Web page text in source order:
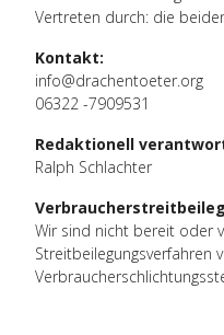
Vertreten durch: die
Kontakt:
info@drachentoeter.org
06322 -7909531
Redaktionell
Ralph Schlachter
Wir sind nicht bereit oder
Streitbeilegungsverfahren